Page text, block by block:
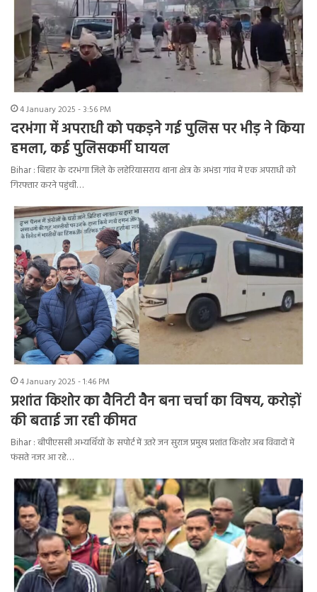
4 January 2025 - 3:56 PM
दरभंगा में अपराधी को पकड़ने गई पुलिस पर भीड़ ने किया
हमला, कई पुलिसकर्मी घायल
Bihar : बिहार के दरभंगा जिले के लहेरियासराय थाना क्षेत्र के अभंडा गांव में एक अपराधी को
गिरफ्तार करने पहुंची…
4 January 2025 - 1:46 PM
प्रशांत किशोर का वैनिटी वैन बना चर्चा का विषय, करोड़ों
की बताई जा रही कीमत
Bihar : बीपीएससी अभ्यर्थियों के सपोर्ट में उतरे जन सुराज प्रमुख प्रशांत किशोर अब विवादों में
फंसते नजर आ रहे…